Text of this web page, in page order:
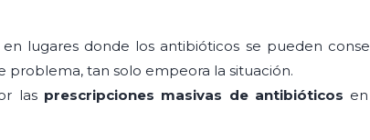
lugares donde los antibióticos se pueden
problema, tan solo empeora la situación.
las prescripciones masivas de antibióticos